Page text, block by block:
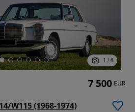
1 / 6
W115 (1968-1974)
7 500 EUR